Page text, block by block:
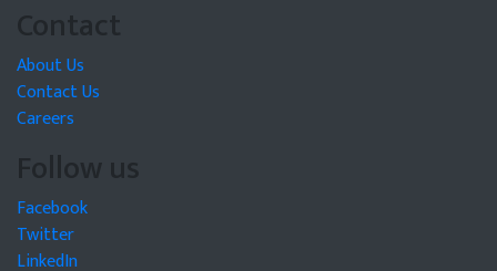
Contact
About Us
Contact Us
Careers
Follow us
Facebook
Twitter
LinkedIn